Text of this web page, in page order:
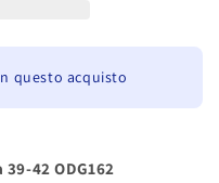
questo acquisto
42 ODG162